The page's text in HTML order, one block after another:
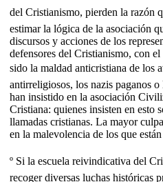
del Cristianismo, pierden la razón
estimar la lógica de la asociación
discursos y acciones de los
defensores del Cristianismo, con
sido la maldad anticristiana de los
antirreligiosos, los nazis paganos
han insistido en la asociación
Cristiana: quienes insisten en esto
llamadas cristianas. La mayor
en la malevolencia de los que
º Si la escuela reivindicativa del
recoger diversas luchas históricas